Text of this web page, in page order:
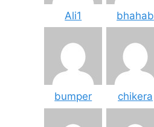
Ali1 bhahab
bumper chikera